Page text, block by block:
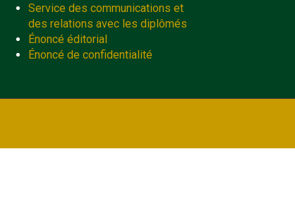
Service des communications et
des relations avec les diplômés
Énoncé éditorial
Énoncé de confidentialité